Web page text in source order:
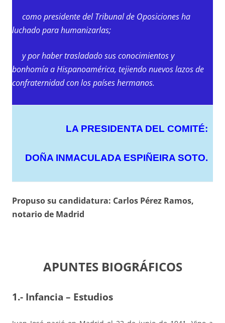
como presidente del Tribunal de Oposiciones ha
luchado para humanizarlas;
y por haber trasladado sus conocimientos y
bonhomía a Hispanoamérica, tejiendo nuevos lazos de
confraternidad con los países hermanos.
LA PRESIDENTA DEL COMITÉ:
DOÑA INMACULADA ESPIÑEIRA SOTO.
Propuso su candidatura: Carlos Pérez Ramos,
notario de Madrid
APUNTES BIOGRÁFICOS
1.- Infancia – Estudios